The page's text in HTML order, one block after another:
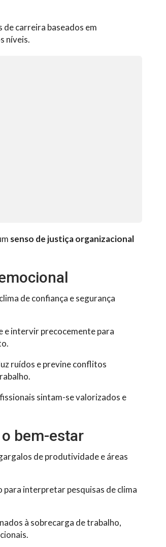
de carreira baseados em
níveis.
senso de justiça organizacional
de confiança e segurança
e intervir precocemente para
ruídos e previne conflitos
sintam-se valorizados e
bem-estar
de produtividade e áreas
para interpretar pesquisas de clima
à sobrecarga de trabalho,